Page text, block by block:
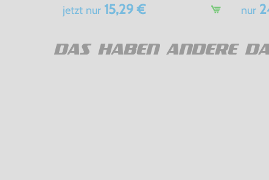
jetzt nur 15,29 € nur
DAS HABEN ANDERE